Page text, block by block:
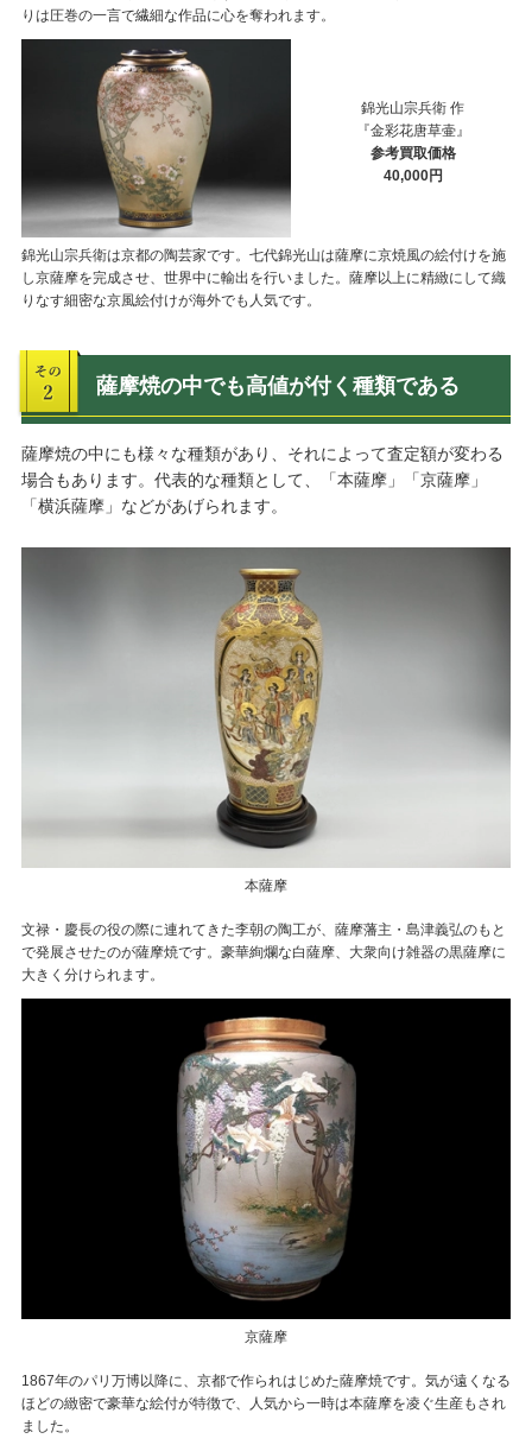
りは圧巻の一言で繊細な作品に心を奪われます。
錦光山宗兵衛 作
『金彩花唐草壷』
参考買取価格
40,000円
錦光山宗兵衛は京都の陶芸家です。七代錦光山は薩摩に京焼風の絵付けを施
し京薩摩を完成させ、世界中に輸出を行いました。薩摩以上に精緻にして織
りなす細密な京風絵付けが海外でも人気です。
薩摩焼の中でも高値が付く種類である
薩摩焼の中にも様々な種類があり、それによって査定額が変わる
場合もあります。代表的な種類として、「本薩摩」「京薩摩」
「横浜薩摩」などがあげられます。
本薩摩
文禄・慶長の役の際に連れてきた李朝の陶工が、薩摩藩主・島津義弘のもと
で発展させたのが薩摩焼です。豪華絢爛な白薩摩、大衆向け雑器の黒薩摩に
大きく分けられます。
京薩摩
1867年のパリ万博以降に、京都で作られはじめた薩摩焼です。気が遠くなる
ほどの緻密で豪華な絵付が特徴で、人気から一時は本薩摩を凌ぐ生産もされ
ました。